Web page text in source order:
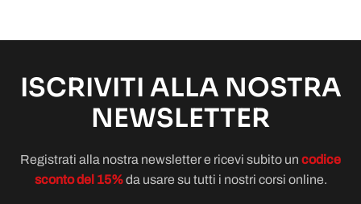
ISCRIVITI ALLA NOSTRA
NEWSLETTER
Registrati alla nostra newsletter e ricevi subito un codice
sconto del 15%da usare su tutti i nostri corsi online.